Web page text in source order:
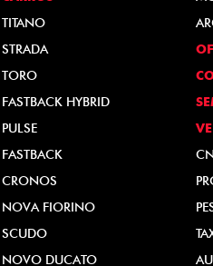
TITANO
STRADA
TORO
FASTBACK HYBRID
PULSE
FASTBACK
CRONOS
NOVA FIORINO
SCUDO
NOVO DUCATO